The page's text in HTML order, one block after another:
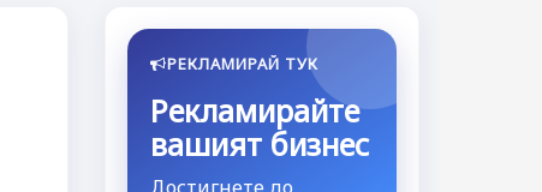
РЕКЛАМИРАЙ ТУК
Рекламирайте
вашият бизнес